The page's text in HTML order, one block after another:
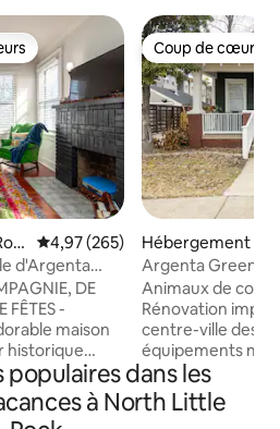
les plus appréciés
Évaluation moyenne sur la
4,97 (265)
d'Argenta
DE
FÊTES -
maison
historique
une
à distance de
amusante,
Coup de cœur
Coup de cœur
Hébergement ⋅
Rock
Argenta Green
experte, maison
Animaux de
Rénovation
centre-ville des
équipements
les détails historiques. Un
quotidien de
car nous faisons
dans les
à North Little